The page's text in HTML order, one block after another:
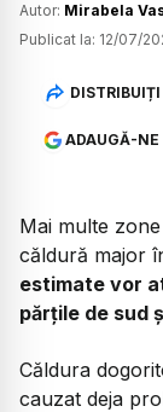
Autor: Mirabela
Publicat la: 12/07/
ADAUGĂ-NE
Mai multe
căldură major
estimate vor
părțile de sud
Căldura
cauzat deja